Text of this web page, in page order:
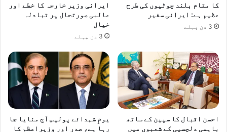
کا مقام بلند چوٹیوں کی طرح
عظیم ہے: ایرانی سفیر
3 دن پہلے
ایرانی وزیر خارجہ کا خطے اور
عالمی صورتحال پر تبادلہ
خیال
3 دن پہلے
احسن اقبال کا سپین کے ساتھ
باہمی دلچسپی کے شعبوں میں
یومِ شہدائے پولیس آج منایا جا
رہا ہے، صدر اور وزیراعظم کا